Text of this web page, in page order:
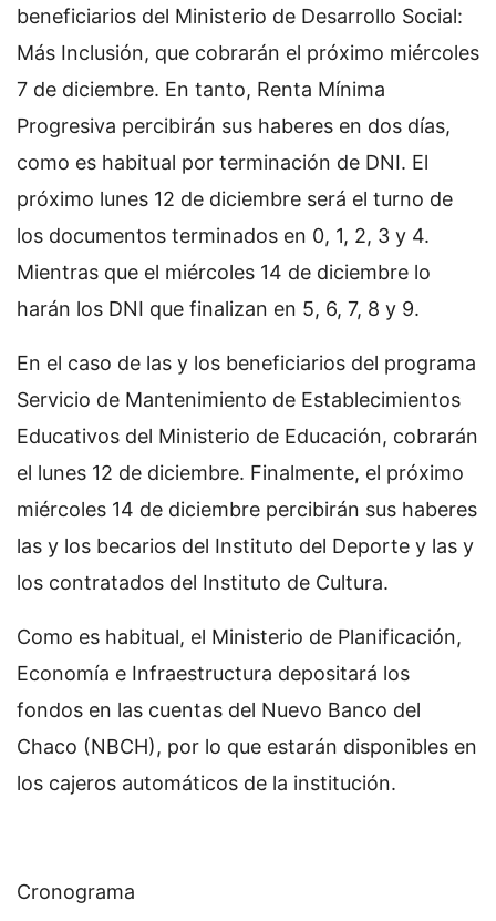
beneficiarios del Ministerio de Desarrollo Social:
Más Inclusión, que cobrarán el próximo miércoles
7 de diciembre. En tanto, Renta Mínima
Progresiva percibirán sus haberes en dos días,
como es habitual por terminación de DNI. El
próximo lunes 12 de diciembre será el turno de
los documentos terminados en 0, 1, 2, 3 y 4.
Mientras que el miércoles 14 de diciembre lo
harán los DNI que finalizan en 5, 6, 7, 8 y 9.
En el caso de las y los beneficiarios del programa
Servicio de Mantenimiento de Establecimientos
Educativos del Ministerio de Educación, cobrarán
el lunes 12 de diciembre. Finalmente, el próximo
miércoles 14 de diciembre percibirán sus haberes
las y los becarios del Instituto del Deporte y las y
los contratados del Instituto de Cultura.
Como es habitual, el Ministerio de Planificación,
Economía e Infraestructura depositará los
fondos en las cuentas del Nuevo Banco del
Chaco (NBCH), por lo que estarán disponibles en
los cajeros automáticos de la institución.
Cronograma